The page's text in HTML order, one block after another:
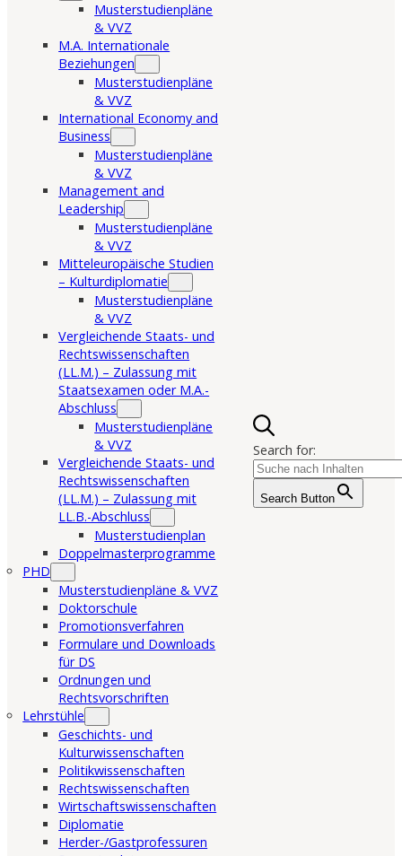
Musterstudienpläne
& VVZ
M.A. Internationale
Beziehungen
Musterstudienpläne
& VVZ
International Economy and
Business
Musterstudienpläne
& VVZ
Management and
Leadership
Musterstudienpläne
& VVZ
Mitteleuropäische Studien
– Kulturdiplomatie
Musterstudienpläne
& VVZ
Vergleichende Staats- und
Rechtswissenschaften
(LL.M.) – Zulassung mit
Staatsexamen oder M.A.-
Abschluss
Musterstudienpläne
& VVZ
Vergleichende Staats- und
Rechtswissenschaften
(LL.M.) – Zulassung mit
LL.B.-Abschluss
Musterstudienplan
Doppelmasterprogramme
PHD
Musterstudienpläne & VVZ
Doktorschule
Promotionsverfahren
Formulare und Downloads
für DS
Ordnungen und
Rechtsvorschriften
Lehrstühle
Geschichts- und
Kulturwissenschaften
Politikwissenschaften
Rechtswissenschaften
Wirtschaftswissenschaften
Diplomatie
Herder-/Gastprofessuren
Search for:
Search Button